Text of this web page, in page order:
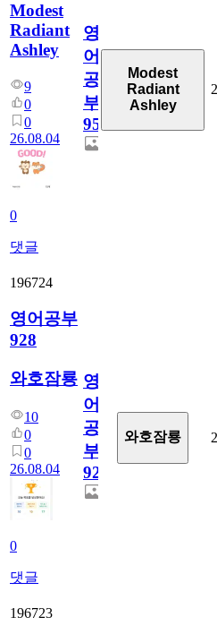
Modest
Radiant
Ashley
9
0
0
26.08.04
0
댓글
영
어
공
부
95
Modest
Radiant
Ashley
196724
영어공부
928
와호잠룡
10
0
0
26.08.04
0
댓글
영
어
공
부
928
와호잠룡
196723